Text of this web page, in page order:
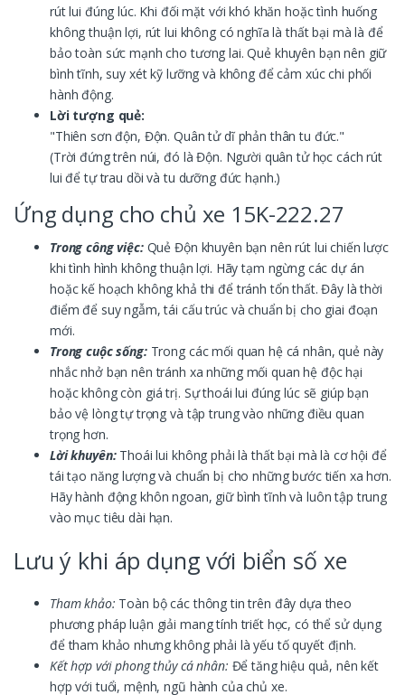
rút lui đúng lúc. Khi đối mặt với khó khăn hoặc tình huống
không thuận lợi, rút lui không có nghĩa là thất bại mà là để
bảo toàn sức mạnh cho tương lai. Quẻ khuyên bạn nên giữ
bình tĩnh, suy xét kỹ lưỡng và không để cảm xúc chi phối
hành động.
Lời tượng quẻ:
"Thiên sơn độn, Độn. Quân tử dĩ phản thân tu đức."
(Trời đứng trên núi, đó là Độn. Người quân tử học cách rút
lui để tự trau dồi và tu dưỡng đức hạnh.)
Ứng dụng cho chủ xe 15K-222.27
Trong công việc:Quẻ Độn khuyên bạn nên rút lui chiến lược
khi tình hình không thuận lợi. Hãy tạm ngừng các dự án
hoặc kế hoạch không khả thi để tránh tổn thất. Đây là thời
điểm để suy ngẫm, tái cấu trúc và chuẩn bị cho giai đoạn
mới.
Trong cuộc sống:Trong các mối quan hệ cá nhân, quẻ này
nhắc nhở bạn nên tránh xa những mối quan hệ độc hại
hoặc không còn giá trị. Sự thoái lui đúng lúc sẽ giúp bạn
bảo vệ lòng tự trọng và tập trung vào những điều quan
trọng hơn.
Lời khuyên:Thoái lui không phải là thất bại mà là cơ hội để
tái tạo năng lượng và chuẩn bị cho những bước tiến xa hơn.
Hãy hành động khôn ngoan, giữ bình tĩnh và luôn tập trung
vào mục tiêu dài hạn.
Lưu ý khi áp dụng với biển số xe
Tham khảo: Toàn bộ các thông tin trên đây dựa theo
phương pháp luận giải mang tính triết học, có thể sử dụng
để tham khảo nhưng không phải là yếu tố quyết định.
Kết hợp với phong thủy cá nhân: Để tăng hiệu quả, nên kết
hợp với tuổi, mệnh, ngũ hành của chủ xe.